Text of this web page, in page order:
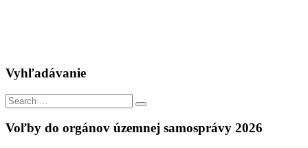
Vyhľadávanie
Search
for:
Search
Voľby do orgánov územnej samosprávy 2026